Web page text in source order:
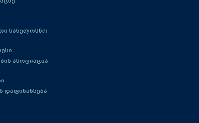
სახელოსნო
ასოციაცია
დაფინანსება